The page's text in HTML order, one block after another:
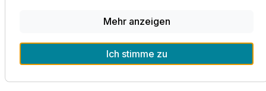
Reiten: Reitstall mit Angeboten für Kinder und Erwachsene.
Naturerlebnisse: Erlebnis-Obstgarten, Pannonia Hills mit
Mehr anzeigen
Ich stimme zu